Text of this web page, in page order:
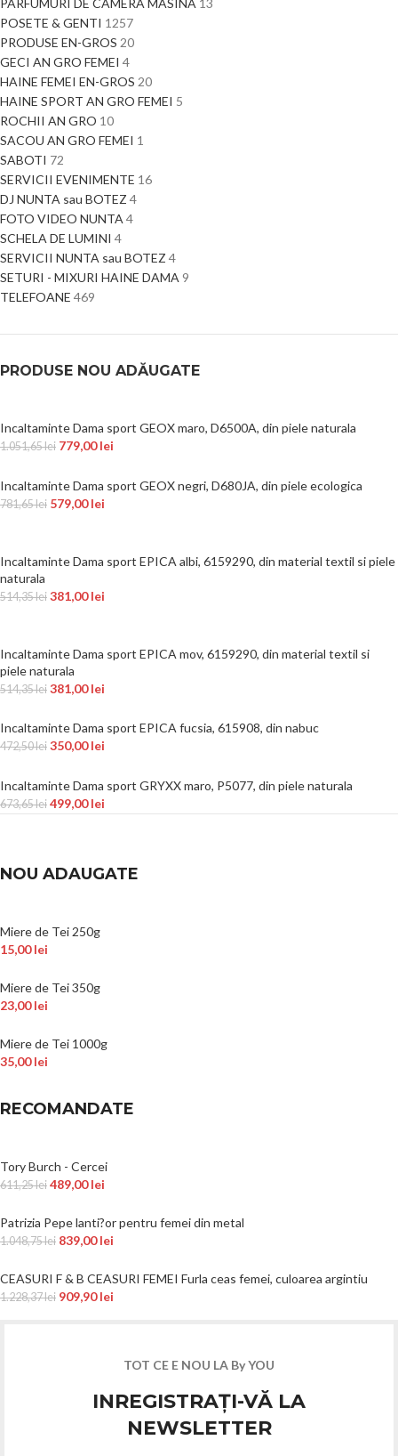
PARFUMURI DE CAMERA MASINA 13
POSETE & GENTI 1257
PRODUSE EN-GROS 20
GECI AN GRO FEMEI 4
HAINE FEMEI EN-GROS 20
HAINE SPORT AN GRO FEMEI 5
ROCHII AN GRO 10
SACOU AN GRO FEMEI 1
SABOTI 72
SERVICII EVENIMENTE 16
DJ NUNTA sau BOTEZ 4
FOTO VIDEO NUNTA 4
SCHELA DE LUMINI 4
SERVICII NUNTA sau BOTEZ 4
SETURI - MIXURI HAINE DAMA 9
TELEFOANE 469
PRODUSE NOU ADĂUGATE
Incaltaminte Dama sport GEOX maro, D6500A, din piele naturala
1.051,65lei 779,00lei
Incaltaminte Dama sport GEOX negri, D680JA, din piele ecologica
781,65lei 579,00lei
Incaltaminte Dama sport EPICA albi, 6159290, din material textil si piele
naturala
514,35lei 381,00lei
Incaltaminte Dama sport EPICA mov, 6159290, din material textil si
piele naturala
514,35lei 381,00lei
Incaltaminte Dama sport EPICA fucsia, 615908, din nabuc
472,50lei 350,00lei
Incaltaminte Dama sport GRYXX maro, P5077, din piele naturala
673,65lei 499,00lei
NOU ADAUGATE
Miere de Tei 250g
15,00lei
Miere de Tei 350g
23,00lei
Miere de Tei 1000g
35,00lei
RECOMANDATE
Tory Burch - Cercei
611,25lei 489,00lei
Patrizia Pepe lanti?or pentru femei din metal
1.048,75lei 839,00lei
CEASURI F & B CEASURI FEMEI Furla ceas femei, culoarea argintiu
1.228,37lei 909,90lei
TOT CE E NOU LA By YOU
INREGISTRAȚI-VĂ LA
NEWSLETTER